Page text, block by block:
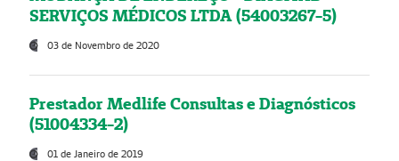
SERVIÇOS MÉDICOS LTDA (54003267-5)
03 de Novembro de 2020
Prestador Medlife Consultas e Diagnósticos
(51004334-2)
01 de Janeiro de 2019